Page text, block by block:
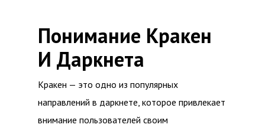
Понимание Кракен
И Даркнета
Кракен — это одно из популярных
направлений в даркнете, которое привлекает
внимание пользователей своим